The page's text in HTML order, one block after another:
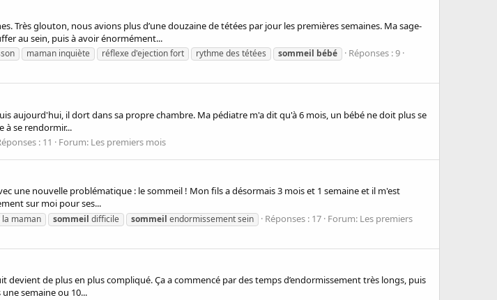
Très glouton, nous avions plus d’une douzaine de tétées par jour les premières semaines. Ma sage-
au sein, puis à avoir énormément...
maman inquiète réflexe d'ejection fort rythme des tétées sommeil bébé
Réponses : 9
aujourd'hui, il dort dans sa propre chambre. Ma pédiatre m'a dit qu'à 6 mois, un bébé ne doit plus se
à se rendormir...
: 11 Forum: Les premiers mois
une nouvelle problématique : le sommeil ! Mon fils a désormais 3 mois et 1 semaine et il m'est
sur moi pour ses...
la maman sommeil difficile sommeil endormissement sein Réponses : 17 Forum: Les premiers
de plus en plus compliqué. Ça a commencé par des temps d’endormissement très longs, puis
semaine ou 10...